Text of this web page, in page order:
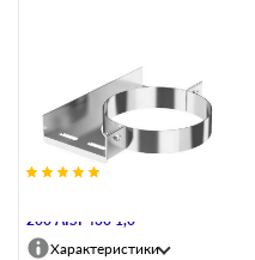
200 AISI 430 1,0
Характеристики